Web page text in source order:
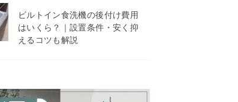
ビルトイン食洗機の後付け費用
はいくら？｜設置条件・安く抑
えるコツも解説